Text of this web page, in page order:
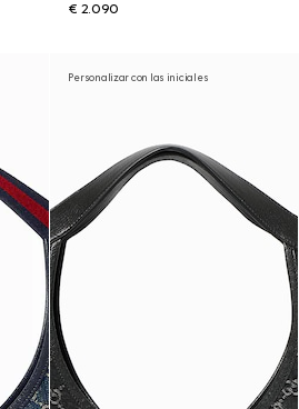
€ 2.090
Personalizar con las iniciales